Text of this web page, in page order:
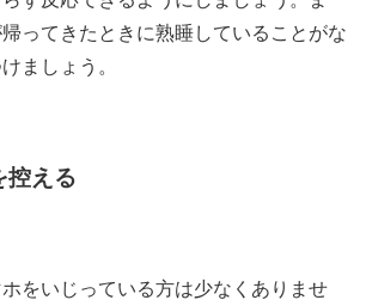
ってきたときに熟睡していることがな
ましょう。
控える
をいじっている方は少なくありませ